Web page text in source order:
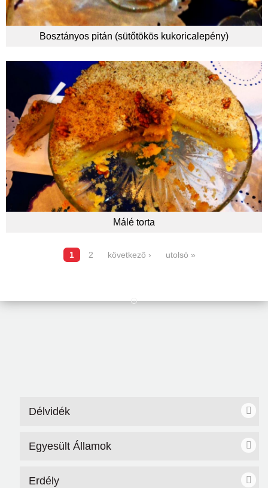
Bosztányos pitán (sütőtökös kukoricalepény)
Málé torta
1 2 következő › utolsó »
Délvidék
Egyesült Államok
Erdély